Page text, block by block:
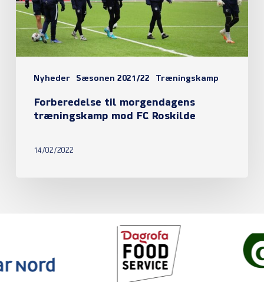
Nyheder Sæsonen 2021/22 Træningskamp
FC
Roskilde
Forberedelse til morgendagens
træningskamp mod FC Roskilde
14/02/2022